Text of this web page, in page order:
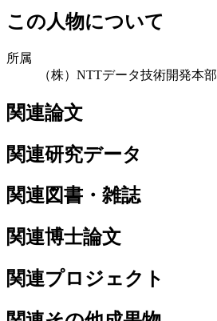
この人物について
所属
（株）NTTデータ技術開発本部
関連論文
関連研究データ
関連図書・雑誌
関連博士論文
関連プロジェクト